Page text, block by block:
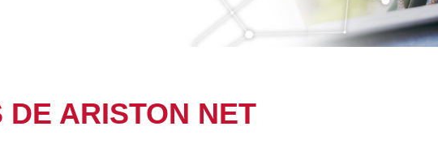
ARISTON NET